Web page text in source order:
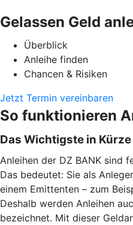
Gelassen Geld
Überblick
Anleihe finden
Chancen & Risiken
Jetzt Termin vereinbaren
So funktionieren
Das Wichtigste in Kürze
Anleihen der DZ BANK sind
Das bedeutet: Sie als
einem Emittenten – zum
Deshalb werden Anleihen
bezeichnet. Mit dieser